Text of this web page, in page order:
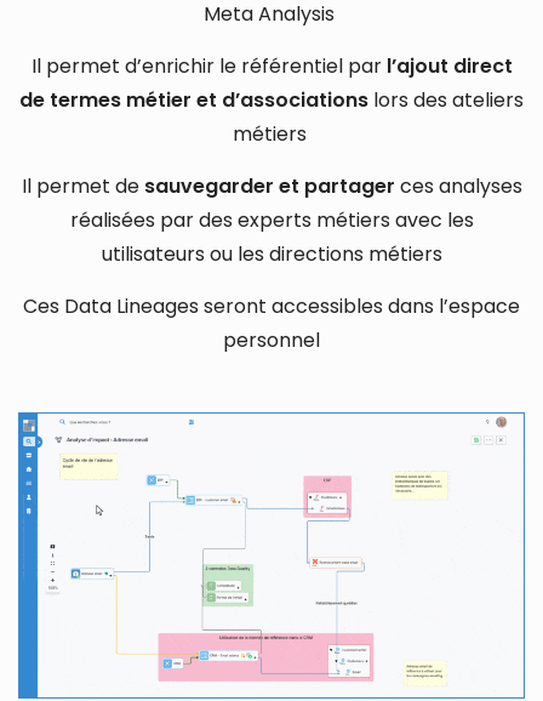
Meta Analysis
Il permet d’enrichir le référentiel par l’ajout direct
de termes métier et d’associations lors des ateliers
métiers
Il permet de sauvegarder et partager ces analyses
réalisées par des experts métiers avec les
utilisateurs ou les directions métiers
Ces Data Lineages seront accessibles dans l’espace
personnel